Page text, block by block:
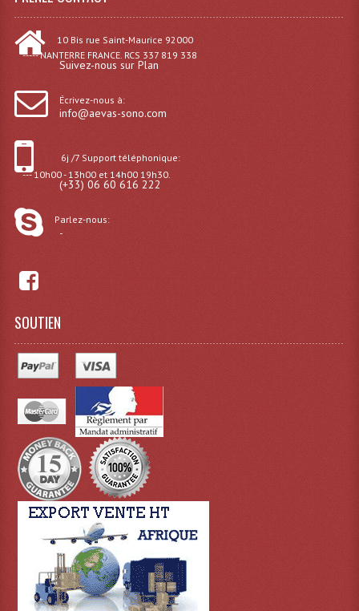
Lasers D'extérieur Multi-Points
Effets Lumineux À Leds
Effets Lumineux, Effets Disco
Blocs De Puissance
Flexibles Lumineux Leds
Gyrophares À Leds
Lampes Ampoules
Ampoules - Tubes Lumière Noire Black Gun
Lampes À Décharges
Lampes De Couleurs
Lampes Dichroique
10 Bis rue Saint-Maurice 92000
----- NANTERRE FRANCE. RCS 337 819 338
Suivez-nous sur Plan
Écrivez-nous à:
info@aevas-sono.com
6j /7 Support téléphonique:
--- 10h00 - 13h00 et 14h00 19h30.
(+33) 06 60 616 222
Parlez-nous:
-
SOUTIEN